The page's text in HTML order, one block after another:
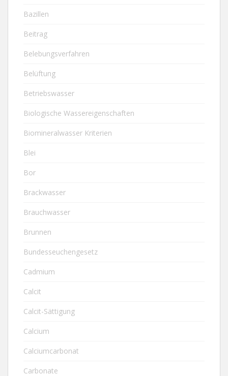
Bazillen
Beitrag
Belebungsverfahren
Belüftung
Betriebswasser
Biologische Wassereigenschaften
Biomineralwasser Kriterien
Blei
Bor
Brackwasser
Brauchwasser
Brunnen
Bundesseuchengesetz
Cadmium
Calcit
Calcit-Sättigung
Calcium
Calciumcarbonat
Carbonate